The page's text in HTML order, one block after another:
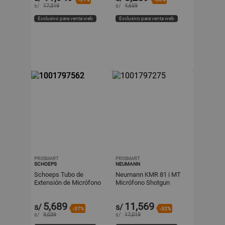
s/ 17,319
Exclusivo para venta web
s/ 4,659
Exclusivo para venta web
PROSMART
SCHOEPS
Schoeps Tubo de
Extensión de Micrófono
s/ 5,689 -37%
s/ 9,039
PROSMART
NEUMANN
Neumann KMR 81 i MT
Micrófono Shotgun
kHz, 128
s/ 11,569 -32%
s/ 17,019